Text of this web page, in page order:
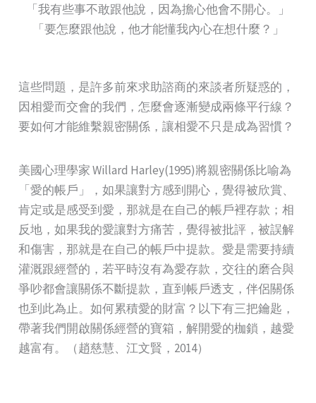
「我有些事不敢跟他說，因為擔心他會不開心。」
「要怎麼跟他說，他才能懂我內心在想什麼？」
這些問題，是許多前來求助諮商的來談者所疑惑的，
因相愛而交會的我們，怎麼會逐漸變成兩條平行線？
要如何才能維繫親密關係，讓相愛不只是成為習慣？
美國心理學家 Willard Harley(1995)將親密關係比喻為
「愛的帳戶」，如果讓對方感到開心，覺得被欣賞、
肯定或是感受到愛，那就是在自己的帳戶裡存款；相
反地，如果我的愛讓對方痛苦，覺得被批評，被誤解
和傷害，那就是在自己的帳戶中提款。愛是需要持續
灌溉跟經營的，若平時沒有為愛存款，交往的磨合與
爭吵都會讓關係不斷提款，直到帳戶透支，伴侶關係
也到此為止。如何累積愛的財富？以下有三把鑰匙，
帶著我們開啟關係經營的寶箱，解開愛的枷鎖，越愛
越富有。（趙慈慧、江文賢，2014）